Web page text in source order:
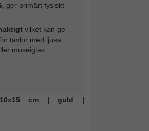
, ger primärt fysiskt
vilket kan ge
tavlor med ljusa
museiglas.
| 10x15 cm | guld |